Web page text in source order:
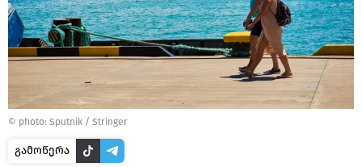
© photo: Sputnik / Stringer
გამოწერა